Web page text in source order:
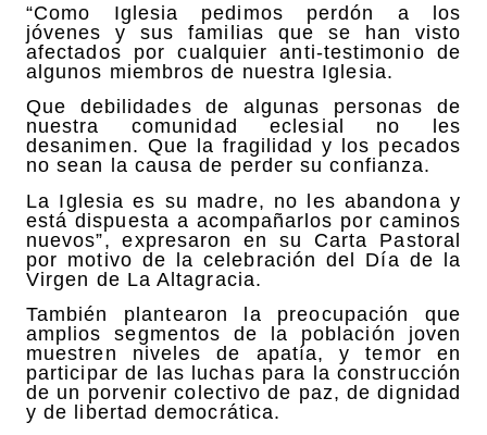
“Como Iglesia pedimos perdón a los
jóvenes y sus familias que se han visto
afectados por cualquier anti-testimonio de
algunos miembros de nuestra Iglesia.
Que debilidades de algunas personas de
nuestra comunidad eclesial no les
desanimen. Que la fragilidad y los pecados
no sean la causa de perder su confianza.
La Iglesia es su madre, no les abandona y
está dispuesta a acompañarlos por caminos
nuevos”, expresaron en su Carta Pastoral
por motivo de la celebración del Día de la
Virgen de La Altagracia.
También plantearon la preocupación que
amplios segmentos de la población joven
muestren niveles de apatía, y temor en
participar de las luchas para la construcción
de un porvenir colectivo de paz, de dignidad
y de libertad democrática.